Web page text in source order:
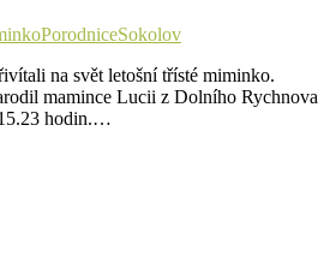
PorodniceSokolov
na svět letošní třísté miminko.
mamince Lucii z Dolního Rychnova
hodin.…